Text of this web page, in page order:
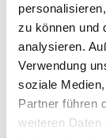
zu können und
analysieren.
Verwendung
soziale
Partner führen
weiteren Daten